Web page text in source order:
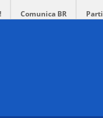
Comunica BR